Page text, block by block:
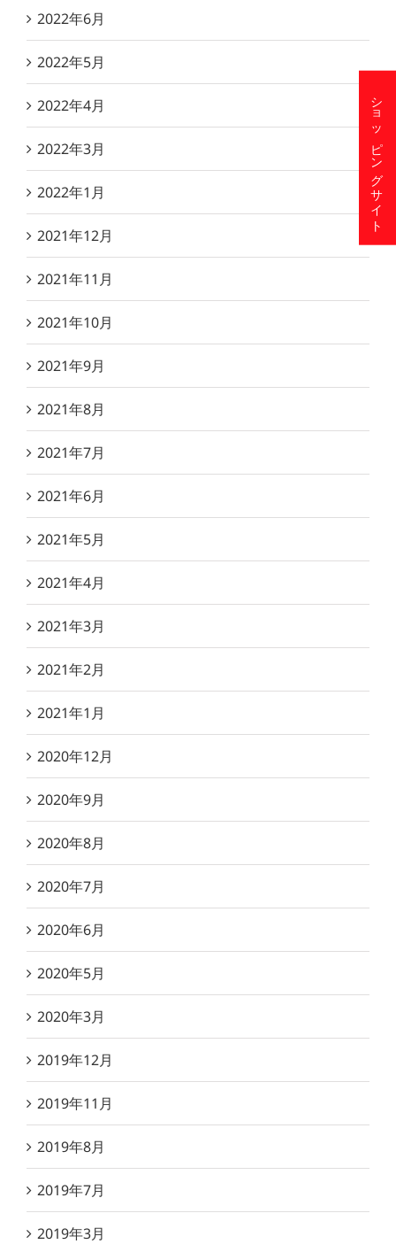
2022年6月
2022年5月
2022年4月
2022年3月
2022年1月
2021年12月
2021年11月
2021年10月
2021年9月
2021年8月
2021年7月
2021年6月
2021年5月
2021年4月
2021年3月
2021年2月
2021年1月
2020年12月
2020年9月
2020年8月
2020年7月
2020年6月
2020年5月
2020年3月
2019年12月
2019年11月
2019年8月
2019年7月
2019年3月
ショッピングサイト